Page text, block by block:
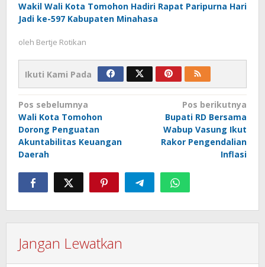
Wakil Wali Kota Tomohon Hadiri Rapat Paripurna Hari
Jadi ke-597 Kabupaten Minahasa
oleh Bertje Rotikan
Ikuti Kami Pada
Navigasi
pos
Pos sebelumnya
Wali Kota Tomohon
Dorong Penguatan
Akuntabilitas Keuangan
Daerah
Pos berikutnya
Bupati RD Bersama
Wabup Vasung Ikut
Rakor Pengendalian
Inflasi
Jangan Lewatkan